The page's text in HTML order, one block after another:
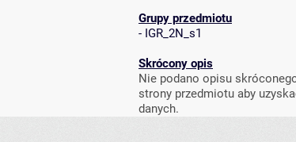
Grupy przedmiotu
- IGR_2N_s1
Skrócony opis
Nie podano opisu
strony przedmiotu aby
danych.